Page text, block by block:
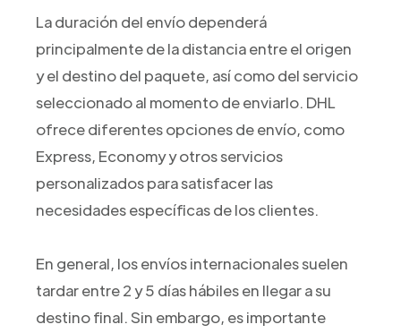
La duración del envío dependerá
principalmente de la distancia entre el origen
y el destino del paquete, así como del servicio
seleccionado al momento de enviarlo. DHL
ofrece diferentes opciones de envío, como
Express, Economy y otros servicios
personalizados para satisfacer las
necesidades específicas de los clientes.
En general, los envíos internacionales suelen
tardar entre 2 y 5 días hábiles en llegar a su
destino final. Sin embargo, es importante